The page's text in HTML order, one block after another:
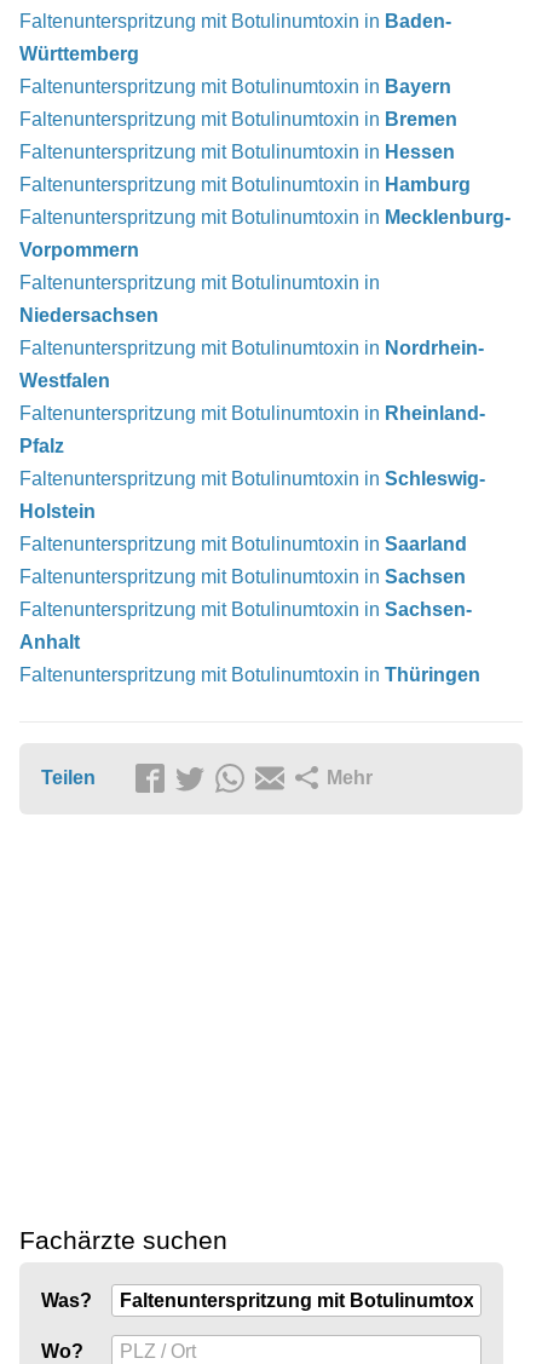
Faltenunterspritzung mit Botulinumtoxin in Baden-
Württemberg
Faltenunterspritzung mit Botulinumtoxin in Bayern
Faltenunterspritzung mit Botulinumtoxin in Bremen
Faltenunterspritzung mit Botulinumtoxin in Hessen
Faltenunterspritzung mit Botulinumtoxin in Hamburg
Faltenunterspritzung mit Botulinumtoxin in Mecklenburg-
Vorpommern
Faltenunterspritzung mit Botulinumtoxin in
Niedersachsen
Faltenunterspritzung mit Botulinumtoxin in Nordrhein-
Westfalen
Faltenunterspritzung mit Botulinumtoxin in Rheinland-
Pfalz
Faltenunterspritzung mit Botulinumtoxin in Schleswig-
Holstein
Faltenunterspritzung mit Botulinumtoxin in Saarland
Faltenunterspritzung mit Botulinumtoxin in Sachsen
Faltenunterspritzung mit Botulinumtoxin in Sachsen-
Anhalt
Faltenunterspritzung mit Botulinumtoxin in Thüringen
Teilen Mehr
Fachärzte suchen
Was?
Wo?